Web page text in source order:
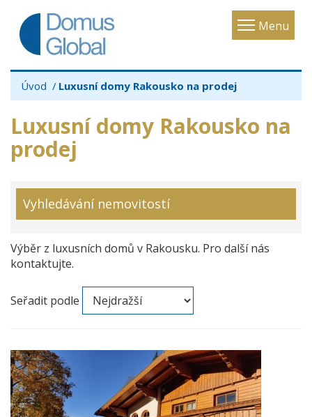
Menu
Toggle
Úvod Luxusní domy Rakousko na prodej
Luxusní domy Rakousko na
prodej
Vyhledávání nemovitostí
Výběr z luxusních domů v Rakousku. Pro další nás
kontaktujte.
Seřadit podle